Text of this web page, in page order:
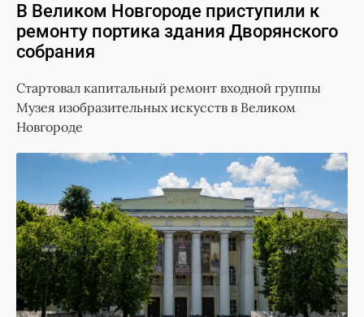
В Великом Новгороде приступили к
ремонту портика здания Дворянского
собрания
Стартовал капитальный ремонт входной группы
Музея изобразительных искусств в Великом
Новгороде